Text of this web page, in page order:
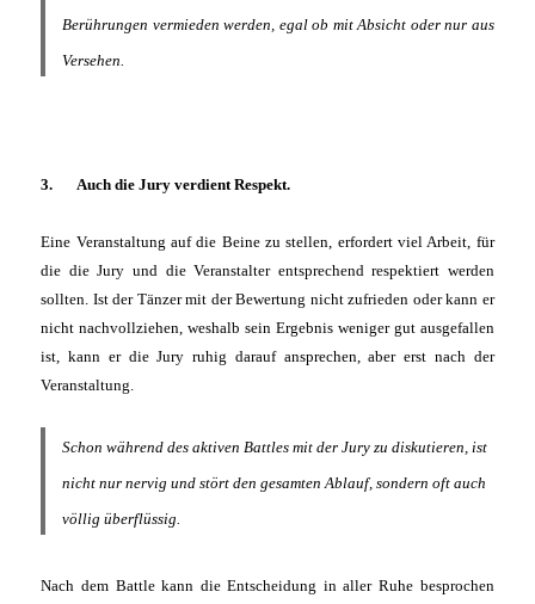
Berührungen vermieden werden, egal ob mit Absicht oder nur aus
Versehen.
3. Auch die Jury verdient Respekt.
Eine Veranstaltung auf die Beine zu stellen, erfordert viel Arbeit, für
die die Jury und die Veranstalter entsprechend respektiert werden
sollten. Ist der Tänzer mit der Bewertung nicht zufrieden oder kann er
nicht nachvollziehen, weshalb sein Ergebnis weniger gut ausgefallen
ist, kann er die Jury ruhig darauf ansprechen, aber erst nach der
Veranstaltung.
Schon während des aktiven Battles mit der Jury zu diskutieren, ist
nicht nur nervig und stört den gesamten Ablauf, sondern oft auch
völlig überflüssig.
Nach dem Battle kann die Entscheidung in aller Ruhe besprochen